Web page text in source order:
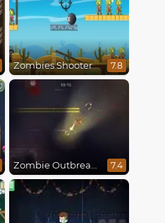
Zombies Shooter 7.8
Zombie Outbreak Arena 7.4